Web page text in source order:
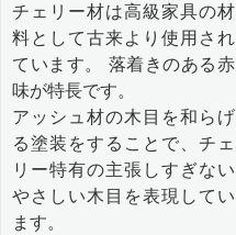
チェリー材は高級家具の材
料として古来より使用され
ています。 落着きのある赤
味が特長です。
アッシュ材の木目を和らげ
る塗装をすることで、チェ
リー特有の主張しすぎない
やさしい木目を表現してい
ます。